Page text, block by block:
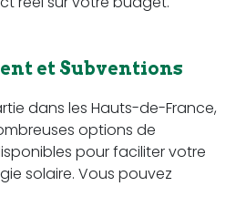
et Subventions
dans les Hauts-de-France,
options de
pour faciliter votre
solaire. Vous pouvez